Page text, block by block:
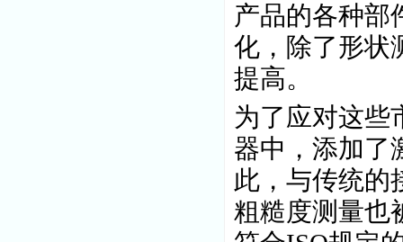
产品的各种部
化， 除了形状
提高。
为了应对这些
器中， 添加了
此， 与传统的
粗糙度测量也